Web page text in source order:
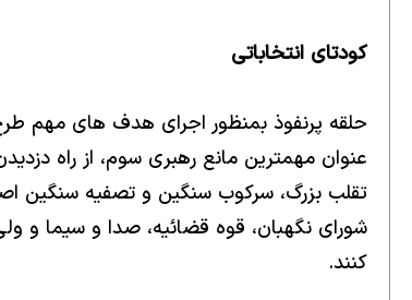
كودتاى انتخاباتى
حلقه پرنفوذ بمنظور اجراى هدف هاى مهم
عنوان مهمترين مانع رهبرى سوم، از راه
تقلب بزرگ، سركوب سنگين و تصفيه سنگين
شوراى نگهبان، قوه قضائيه، صدا و سيما و
كنند.